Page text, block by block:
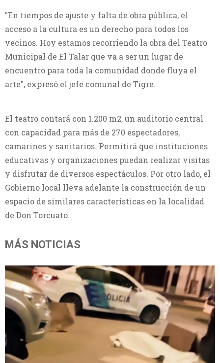
"En tiempos de ajuste y falta de obra pública, el
acceso a la cultura es un derecho para todos los
vecinos. Hoy estamos recorriendo la obra del Teatro
Municipal de El Talar que va a ser un lugar de
encuentro para toda la comunidad donde fluya el
arte", expresó el jefe comunal de Tigre.
El teatro contará con 1.200 m2, un auditorio central
con capacidad para más de 270 espectadores,
camarines y sanitarios. Permitirá que instituciones
educativas y organizaciones puedan realizar visitas
y disfrutar de diversos espectáculos. Por otro lado, el
Gobierno local lleva adelante la construcción de un
espacio de similares características en la localidad
de Don Torcuato.
MÁS NOTICIAS